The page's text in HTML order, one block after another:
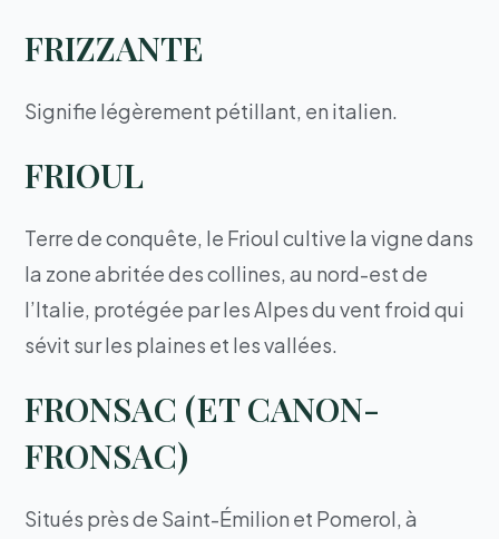
FRIZZANTE
Signifie légèrement pétillant, en italien.
FRIOUL
Terre de conquête, le Frioul cultive la vigne dans
la zone abritée des collines, au nord-est de
l’Italie, protégée par les Alpes du vent froid qui
sévit sur les plaines et les vallées.
FRONSAC (ET CANON-
FRONSAC)
Situés près de Saint-Émilion et Pomerol, à